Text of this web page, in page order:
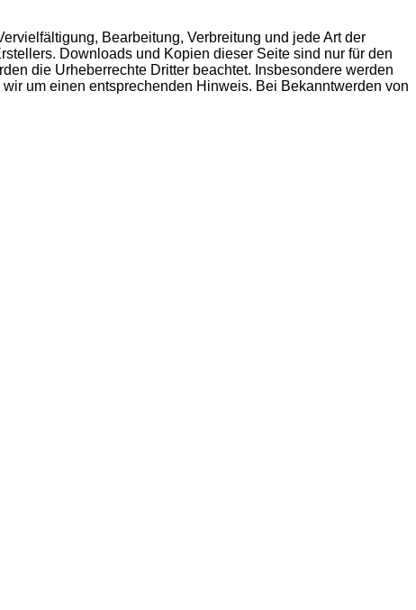
Bearbeitung, Verbreitung und jede Art der
Downloads und Kopien dieser Seite sind nur für den
die Urheberrechte Dritter beachtet. Insbesondere werden
um einen entsprechenden Hinweis. Bei Bekanntwerden von